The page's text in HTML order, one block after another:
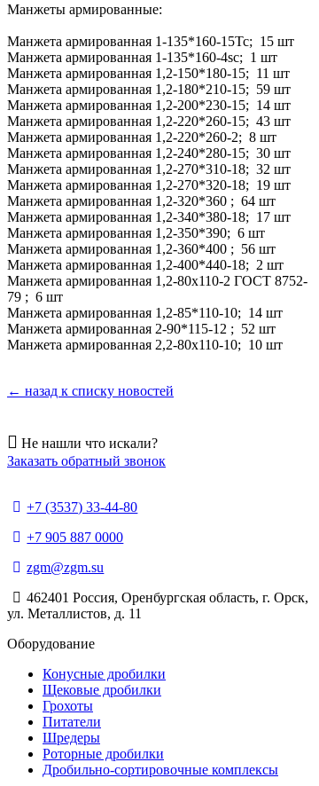
Манжеты армированные:
Манжета армированная 1-135*160-15Тс; 15 шт
Манжета армированная 1-135*160-4sc; 1 шт
Манжета армированная 1,2-150*180-15; 11 шт
Манжета армированная 1,2-180*210-15; 59 шт
Манжета армированная 1,2-200*230-15; 14 шт
Манжета армированная 1,2-220*260-15; 43 шт
Манжета армированная 1,2-220*260-2; 8 шт
Манжета армированная 1,2-240*280-15; 30 шт
Манжета армированная 1,2-270*310-18; 32 шт
Манжета армированная 1,2-270*320-18; 19 шт
Манжета армированная 1,2-320*360 ; 64 шт
Манжета армированная 1,2-340*380-18; 17 шт
Манжета армированная 1,2-350*390; 6 шт
Манжета армированная 1,2-360*400 ; 56 шт
Манжета армированная 1,2-400*440-18; 2 шт
Манжета армированная 1,2-80х110-2 ГОСТ 8752-
79 ; 6 шт
Манжета армированная 1,2-85*110-10; 14 шт
Манжета армированная 2-90*115-12 ; 52 шт
Манжета армированная 2,2-80х110-10; 10 шт
← назад к списку новостей
Не нашли что искали?
Заказать обратный звонок
+7 (3537) 33-44-80
+7 905 887 0000
zgm@zgm.su
462401 Россия, Оренбургская область, г. Орск,
ул. Металлистов, д. 11
Оборудование
Конусные дробилки
Щековые дробилки
Грохоты
Питатели
Шредеры
Роторные дробилки
Дробильно-сортировочные комплексы